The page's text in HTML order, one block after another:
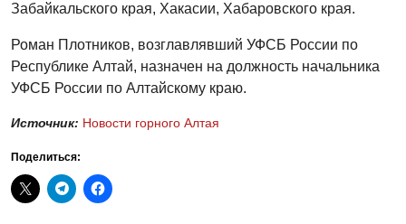
Забайкальского края, Хакасии, Хабаровского края.
Роман Плотников, возглавлявший УФСБ России по
Республике Алтай, назначен на должность начальника
УФСБ России по Алтайскому краю.
Источник: Новости горного Алтая
Поделиться: